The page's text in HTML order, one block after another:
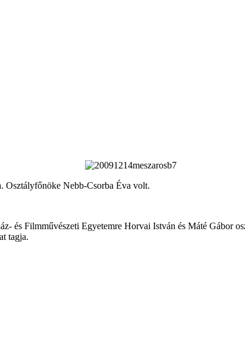
Osztályfőnöke Nebb-Csorba Éva volt.
és Filmművészeti Egyetemre Horvai István és Máté Gábor
tagja.